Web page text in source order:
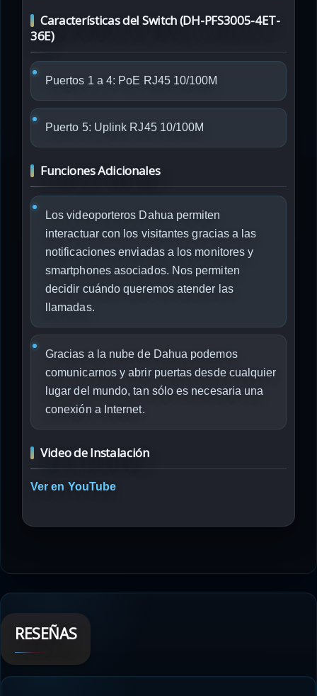
Características del Switch (DH-PFS3005-4ET-
36E)
Puertos 1 a 4: PoE RJ45 10/100M
Puerto 5: Uplink RJ45 10/100M
Funciones Adicionales
Los videoporteros Dahua permiten
interactuar con los visitantes gracias a las
notificaciones enviadas a los monitores y
smartphones asociados. Nos permiten
decidir cuándo queremos atender las
llamadas.
Gracias a la nube de Dahua podemos
comunicarnos y abrir puertas desde cualquier
lugar del mundo, tan sólo es necesaria una
conexión a Internet.
Video de Instalación
Ver en YouTube
RESEÑAS